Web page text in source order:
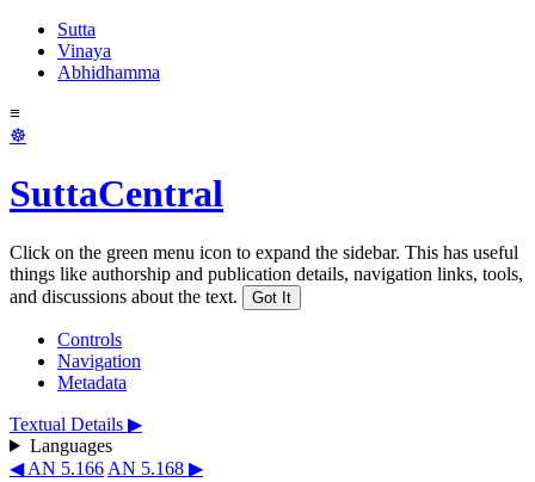
Sutta
Vinaya
Abhidhamma
≡
☸
SuttaCentral
Click on the green menu icon to expand the sidebar. This has useful
things like authorship and publication details, navigation links, tools,
and discussions about the text.
Got It
Controls
Navigation
Metadata
Textual Details ▶
Languages
◀ AN 5.166 AN 5.168 ▶